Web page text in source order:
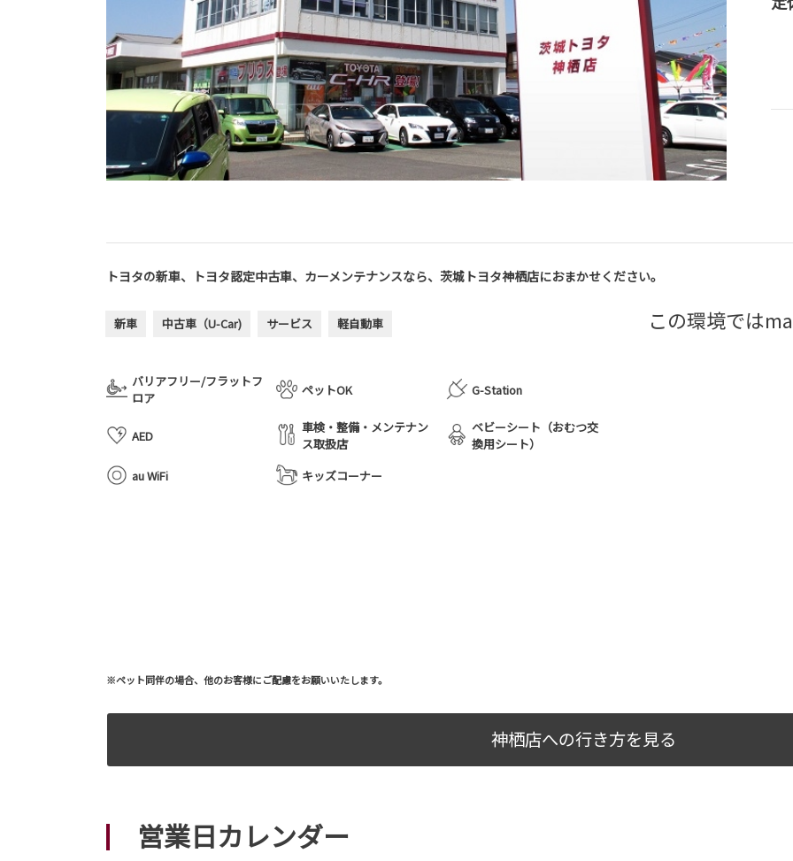
トヨタの新車、トヨタ認定中古車、カーメンテナンスなら、茨城トヨタ神栖店におまかせください。
新車 中古車（U-Car) サービス 軽自動車
バリアフリー/フラットフ
ロア
ペットOK G-Station
AED
車検・整備・メンテナン
ス取扱店
ベビーシート（おむつ交
換用シート）
au WiFi
キッズコーナー
この環境では
※ペット同伴の場合、他のお客様にご配慮をお願いいたします。
神栖店への行き方を見る
営業日カレンダー